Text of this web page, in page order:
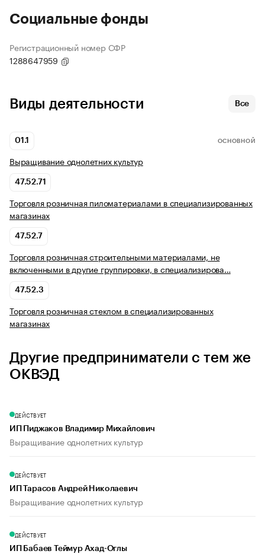
Социальные фонды
Регистрационный номер СФР
1288647959
Виды деятельности Все
01.1 ОСНОВНОЙ
Выращивание однолетних культур
47.52.71
Торговля розничная пиломатериалами в специализированных
магазинах
47.52.7
Торговля розничная строительными материалами, не
включенными в другие группировки, в специализирова…
47.52.3
Торговля розничная стеклом в специализированных
магазинах
Другие предприниматели с тем же
ОКВЭД
ДЕЙСТВУЕТ
ИП Пиджаков Владимир Михайлович
Выращивание однолетних культур
ДЕЙСТВУЕТ
ИП Тарасов Андрей Николаевич
Выращивание однолетних культур
ДЕЙСТВУЕТ
ИП Бабаев Теймур Ахад-Оглы